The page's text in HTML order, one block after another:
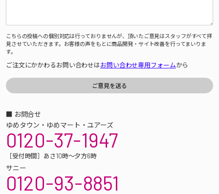
こちらの投稿への個別対応は行っておりませんが、頂いたご意見はスタッフがすべて拝
見させていただきます。お客様の声をもとに商品開発・サイト改善を行ってまいりま
す。
ご注文にかかわるお問い合わせはお問い合わせ専用フォームから
■ お問合せ
ゆめタウン・ゆめマート・ユアーズ
0120-37-1947
［受付時間］あさ10時～夕方6時
サニー
0120-93-8851